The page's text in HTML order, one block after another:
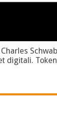
Charles
digitali.